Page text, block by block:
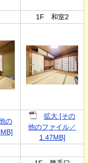
1F 和室2
の
拡大 [その
他のファイル／
1.47MB]